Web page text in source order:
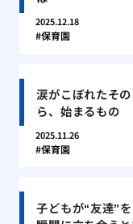
2025.12.18
保育園
涙がこぼれたそ
ら、始まるもの
2025.11.26
保育園
子どもが“友達”